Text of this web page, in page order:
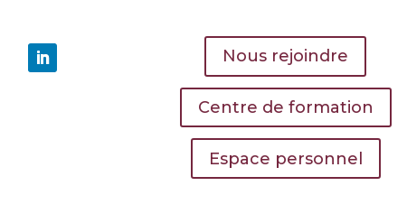
Nous rejoindre
Centre de formation
Espace personnel